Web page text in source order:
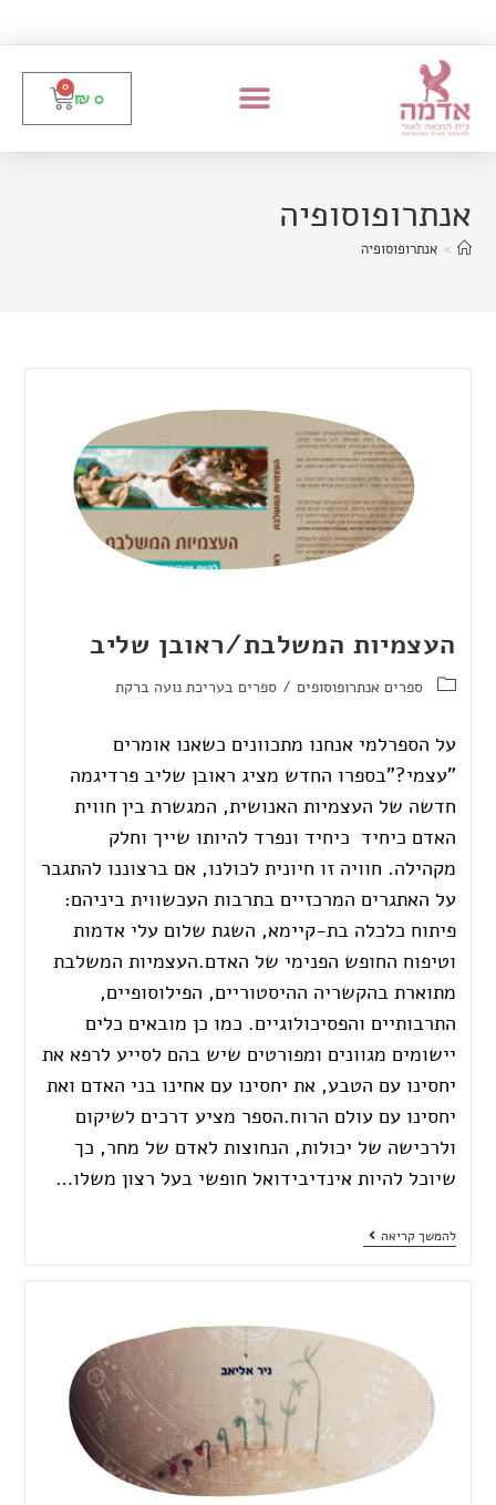
₪ 0
0
אנתרופוסופיה
> אנתרופוסופיה
העצמיות המשלבת/ראובן שליב
ספרים אנתרופוסופים / ספרים בעריכת נועה ברקת
על הספרלמי אנחנו מתכוונים כשאנו אומרים
"עצמי?"בספרו החדש מציג ראובן שליב פרדיגמה
חדשה של העצמיות האנושית, המגשרת בין חווית
האדם כיחיד כיחיד ונפרד להיותו שייך וחלק
מקהילה. חוויה זו חיונית לכולנו, אם ברצוננו להתגבר
על האתגרים המרכזיים בתרבות העכשווית ביניהם:
פיתוח כלכלה בת-קיימא, השגת שלום עלי אדמות
וטיפוח החופש הפנימי של האדם.העצמיות המשלבת
מתוארת בהקשריה ההיסטוריים, הפילוסופיים,
התרבותיים והפסיכולוגיים. כמו כן מובאים כלים
יישומים מגוונים ומפורטים שיש בהם לסייע לרפא את
יחסינו עם הטבע, את יחסינו עם אחינו בני האדם ואת
יחסינו עם עולם הרוח.הספר מציע דרכים לשיקום
ולרכישה של יכולות, הנחוצות לאדם של מחר, כך
שיוכל להיות אינדיבידואל חופשי בעל רצון משלו…
להמשך קריאה